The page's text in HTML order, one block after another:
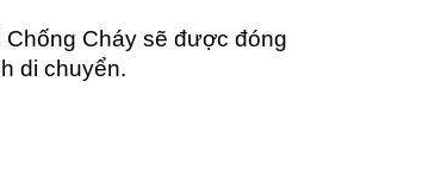
Cháy sẽ được đóng
di chuyển.